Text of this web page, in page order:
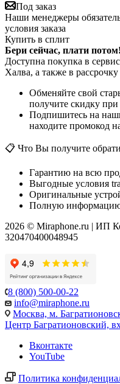
Под заказ
Наши менеджеры
условия заказа
Купить в сплит
Бери сейчас, плати потом!
Доступна покупка в
Халва, а также в
Обменяйте свой
получите скидку
Подпишитесь на
находите промокод
📋 Что Вы получите
Гарантию на всю
Выгодные условия
Оригинальные
Полную информацию
2026 © Miraphone.ru | ИП
320470400048945
8 (800) 500-00-22
info@miraphone.ru
Москва, м.
Центр Багратионовский,
Вконтакте
YouTube
Политика